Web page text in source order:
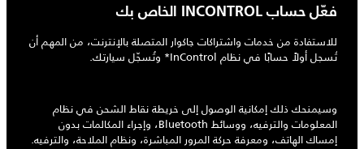
فعّل حساب INCONTROL الخاص بك
للاستفادة من خدمات واشتراكات جاكوار المتصلة بالإنترنت، من المهم أن
تُسجل أولاً حسابًا في نظام InControl* وتُسجّل سيارتك.
وسيمنحك ذلك إمكانية الوصول إلى خريطة نقاط الشحن في نظام
المعلومات والترفيه، ووسائط Bluetooth، وإجراء المكالمات بدون
إمساك الهاتف، ومعرفة حركة المرور المباشرة، ونظام الملاحة، والترفيه.